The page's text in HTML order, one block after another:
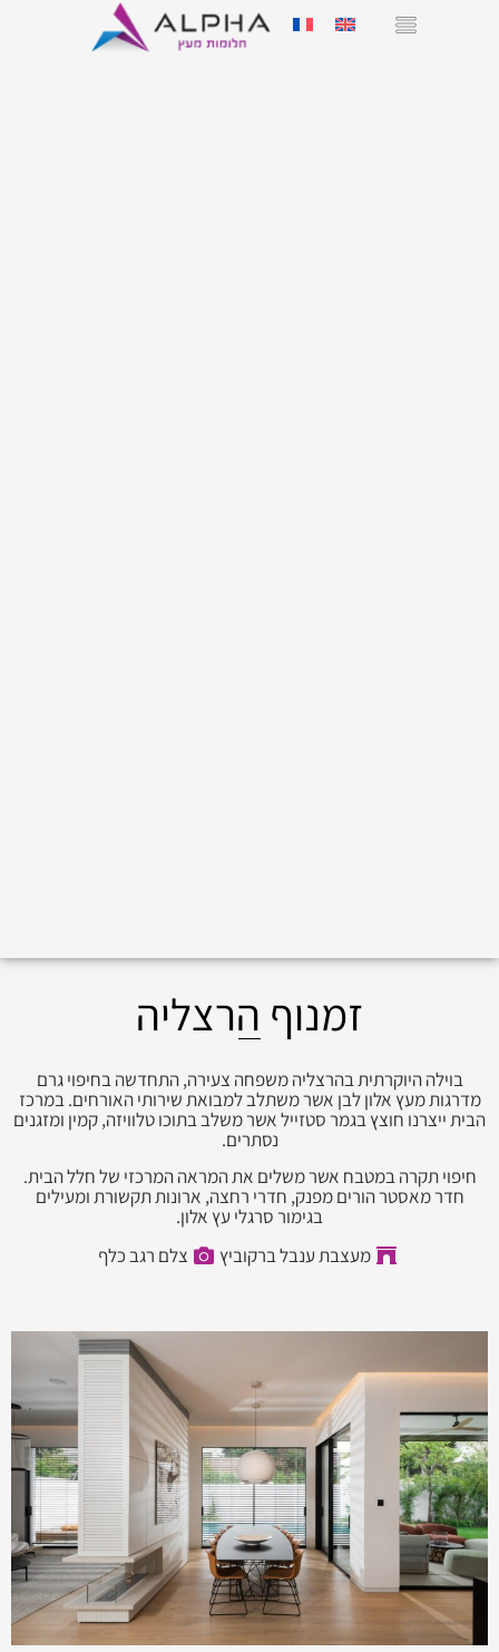
זמנוף הרצליה
בוילה היוקרתית בהרצליה משפחה צעירה, התחדשה בחיפוי גרם
מדרגות מעץ אלון לבן אשר משתלב למבואת שירותי האורחים. במרכז
הבית ייצרנו חוצץ בגמר סטזייל אשר משלב בתוכו טלוויזה, קמין ומזגנים
נסתרים.
חיפוי תקרה במטבח אשר משלים את המראה המרכזי של חלל הבית.
חדר מאסטר הורים מפנק, חדרי רחצה, ארונות תקשורת ומעילים
בגימור סרגלי עץ אלון.
מעצבת ענבל ברקוביץ
צלם רגב כלף